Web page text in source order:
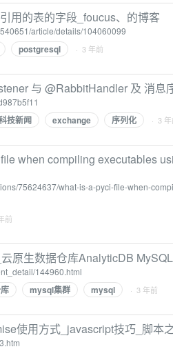
用的表的字段_foucus、的博客
article/details/104060099
postgresql · 3 年前
与 @RabbitHandler 及 消息
技新闻 exchange 序列化 · 3
when compiling executables
75624637/what-is-a-pyci-file-when-
前
原生数据仓库AnalyticDB
144960.html
mysql集群 mysql · 3 年前
使用方式_javascript技巧_脚本